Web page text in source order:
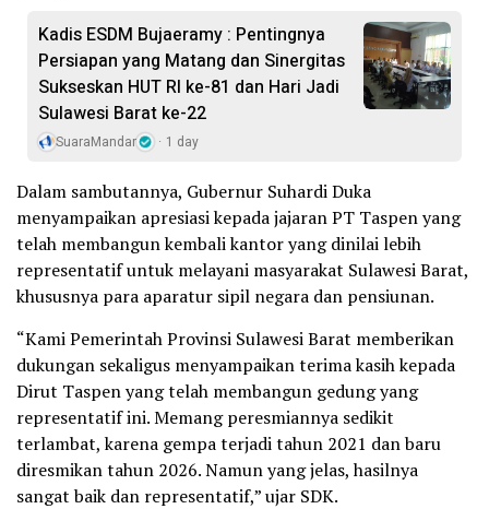
Kadis ESDM Bujaeramy : Pentingnya
Persiapan yang Matang dan Sinergitas
Sukseskan HUT RI ke-81 dan Hari Jadi
Sulawesi Barat ke-22
SuaraMandar 1 day
Dalam sambutannya, Gubernur Suhardi Duka
menyampaikan apresiasi kepada jajaran PT Taspen yang
telah membangun kembali kantor yang dinilai lebih
representatif untuk melayani masyarakat Sulawesi Barat,
khususnya para aparatur sipil negara dan pensiunan.
“Kami Pemerintah Provinsi Sulawesi Barat memberikan
dukungan sekaligus menyampaikan terima kasih kepada
Dirut Taspen yang telah membangun gedung yang
representatif ini. Memang peresmiannya sedikit
terlambat, karena gempa terjadi tahun 2021 dan baru
diresmikan tahun 2026. Namun yang jelas, hasilnya
sangat baik dan representatif,” ujar SDK.